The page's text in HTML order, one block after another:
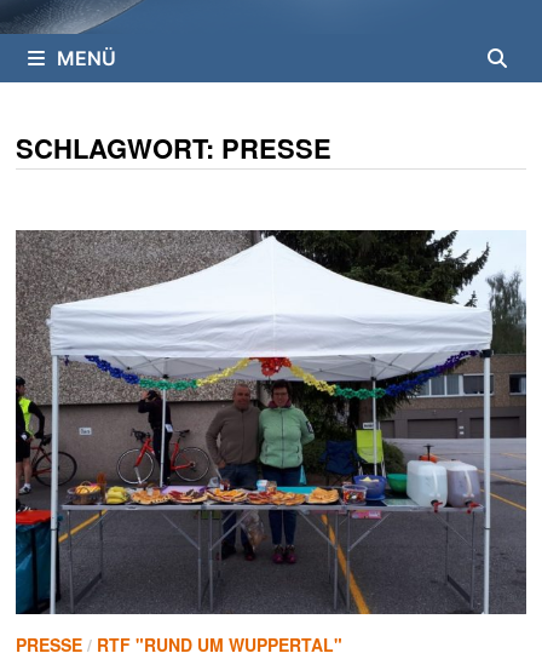
MENÜ
SCHLAGWORT: PRESSE
PRESSE/ RTF "RUND UM WUPPERTAL"